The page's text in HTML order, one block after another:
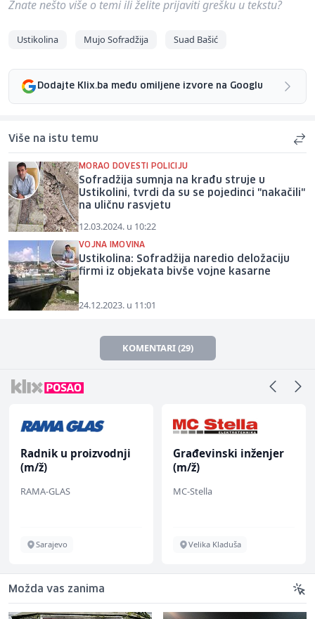
Znate nešto više o temi ili želite prijaviti grešku u tekstu?
Ustikolina Mujo Sofradžija Suad Bašić
Dodajte Klix.ba među omiljene izvore na Googlu
Više na istu temu
MORAO DOVESTI POLICIJU
Sofradžija sumnja na krađu struje u
Ustikolini, tvrdi da su se pojedinci "nakačili"
na uličnu rasvjetu
12.03.2024. u 10:22
VOJNA IMOVINA
Ustikolina: Sofradžija naredio deložaciju
firmi iz objekata bivše vojne kasarne
24.12.2023. u 11:01
KOMENTARI (29)
Radnik u proizvodnji
(m/ž)
RAMA-GLAS
Sarajevo
Građevinski inženjer
(m/ž)
MC-Stella
Velika Kladuša
Možda vas zanima